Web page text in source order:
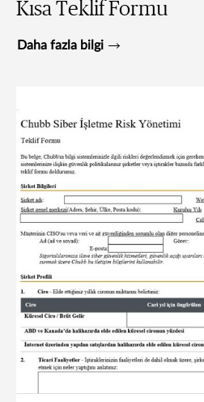
Kısa Teklif Formu
Daha fazla bilgi